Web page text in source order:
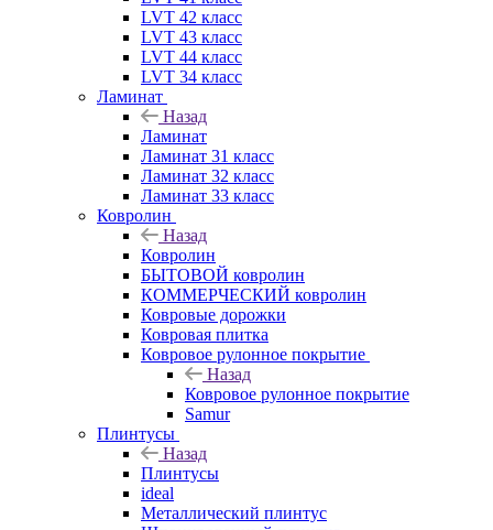
LVT 42 класс
LVT 43 класс
LVT 44 класс
LVT 34 класс
Ламинат
Назад
Ламинат
Ламинат 31 класс
Ламинат 32 класс
Ламинат 33 класс
Ковролин
Назад
Ковролин
БЫТОВОЙ ковролин
КОММЕРЧЕСКИЙ ковролин
Ковровые дорожки
Ковровая плитка
Ковровое рулонное покрытие
Назад
Ковровое рулонное покрытие
Samur
Плинтусы
Назад
Плинтусы
ideal
Металлический плинтус